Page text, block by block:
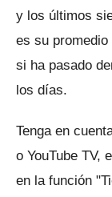
y los últimos
es su
si ha pasado
los días.
Tenga en
o YouTube TV,
en la función